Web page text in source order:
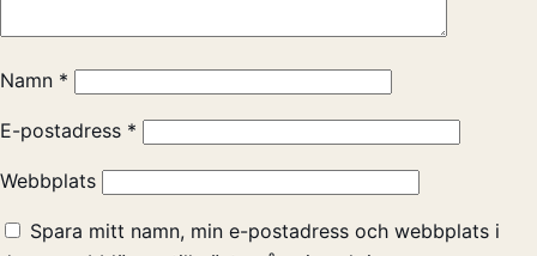
Namn *
E-postadress *
Webbplats
Spara mitt namn, min e-postadress och webbplats i